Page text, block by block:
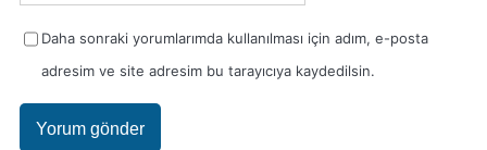
Daha sonraki yorumlarımda kullanılması için adım, e-posta
adresim ve site adresim bu tarayıcıya kaydedilsin.